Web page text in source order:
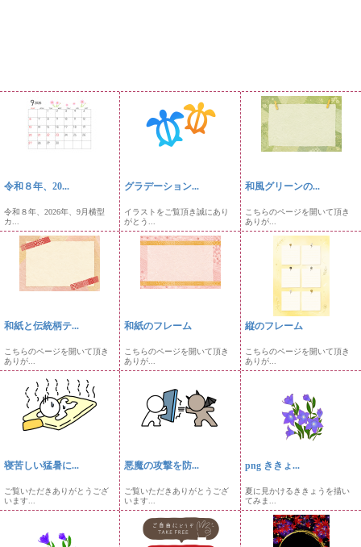
令和８年、20...
令和８年、2026年、9月横型
カ...
グラデーション...
イラストをご覧頂き誠にあり
がとう...
和風グリーンの...
こちらのページを開いて頂き
ありが...
和紙と伝統柄テ...
こちらのページを開いて頂き
ありが...
和紙のフレーム
こちらのページを開いて頂き
ありが...
縦のフレーム
こちらのページを開いて頂き
ありが...
寝苦しい猛暑に...
ご覧いただきありがとうござ
います...
悪魔の攻撃を防...
ご覧いただきありがとうござ
います...
png ききょ...
夏に見かけるききょうを描い
てみま...